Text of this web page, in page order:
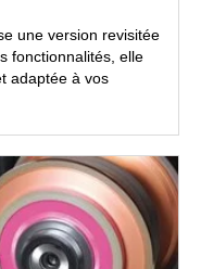
une version revisitée
fonctionnalités, elle
adaptée à vos